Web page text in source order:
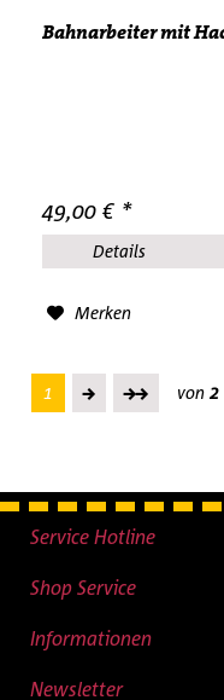
Bahnarbeiter mit
49,00 € *
Details
Merken
1 von 2
Service Hotline
Shop Service
Informationen
Newsletter